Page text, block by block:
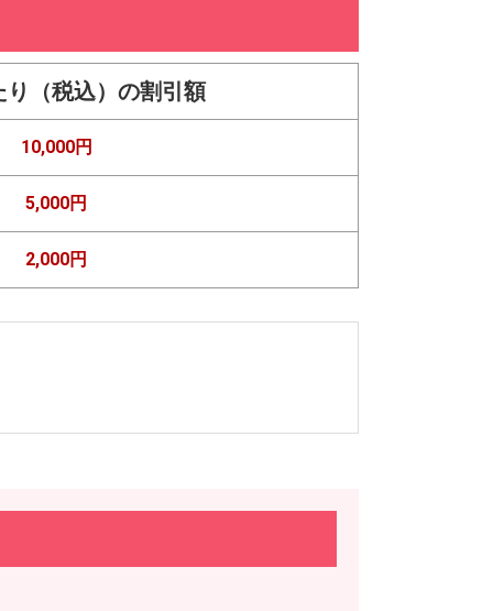
り（税込）の割引額
10,000円
5,000円
2,000円